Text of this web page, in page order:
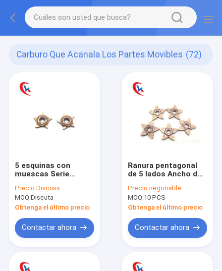
Carburo Que Acanala Los Partes Movibles (72)
5 esquinas con
muescas Serie
de ranurado de
carburo de larga
duración y bajo
desgaste
Precio:Discuss
MOQ:Discuta
Obtenga el último precio
Contactar ahora
Ranura pentagonal
de 5 lados Ancho de
Soluciones de
procesamiento de
vanguardia Plaquitas
de ranurado de
carburo
Precio:negotiable
MOQ:10 PCS
Obtenga el último precio
Contactar ahora